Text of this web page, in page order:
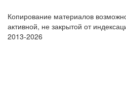
Копирование материалов
активной, не закрытой от
2013-2026